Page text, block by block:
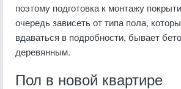
поэтому подготовка к монтажу
очередь зависеть от типа пола,
вдаваться в подробности, бывает
деревянным.
Пол в новой квартире